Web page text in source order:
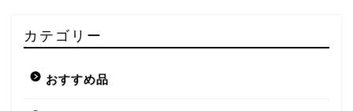
カテゴリー
おすすめ品